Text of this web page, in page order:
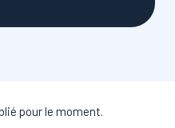
pour le moment.